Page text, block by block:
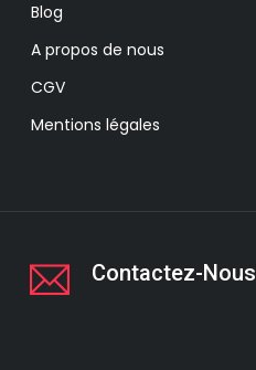
Blog
A propos de nous
CGV
Mentions légales
Contactez-Nous